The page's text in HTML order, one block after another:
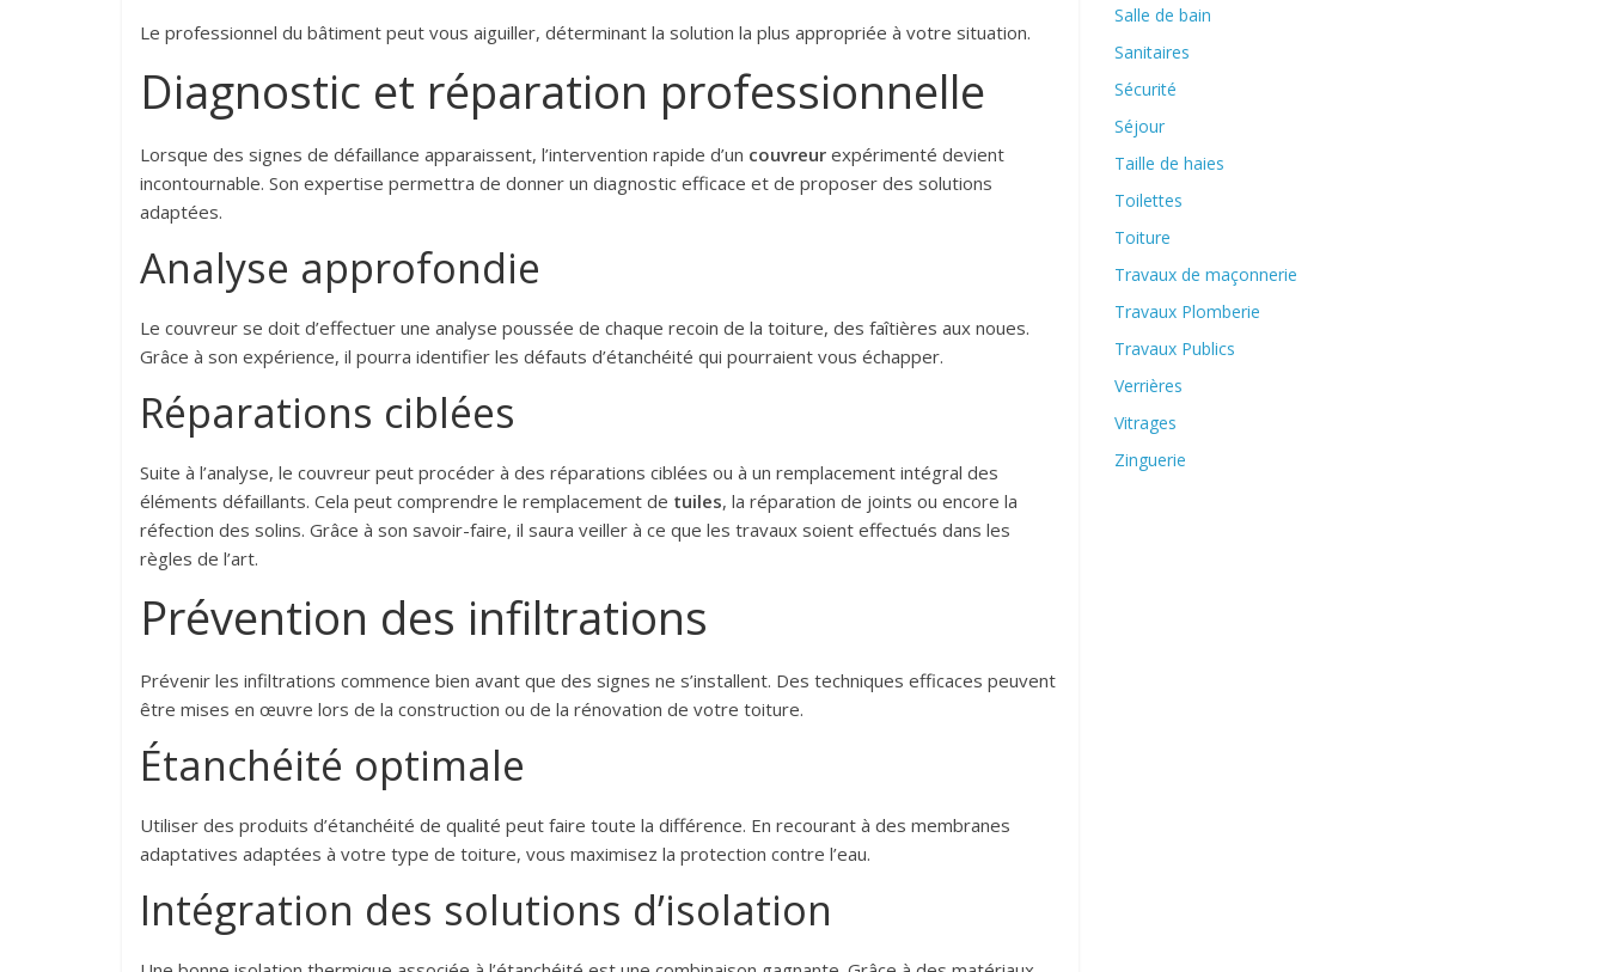
Le professionnel du bâtiment peut vous aiguiller, déterminant la solution la plus appropriée à votre situation.
Diagnostic et réparation professionnelle
Lorsque des signes de défaillance apparaissent, l’intervention rapide d’un couvreur expérimenté devient
incontournable. Son expertise permettra de donner un diagnostic efficace et de proposer des solutions
adaptées.
Analyse approfondie
Le couvreur se doit d’effectuer une analyse poussée de chaque recoin de la toiture, des faîtières aux noues.
Grâce à son expérience, il pourra identifier les défauts d’étanchéité qui pourraient vous échapper.
Réparations ciblées
Suite à l’analyse, le couvreur peut procéder à des réparations ciblées ou à un remplacement intégral des
éléments défaillants. Cela peut comprendre le remplacement de tuiles, la réparation de joints ou encore la
réfection des solins. Grâce à son savoir-faire, il saura veiller à ce que les travaux soient effectués dans les
règles de l’art.
Prévention des infiltrations
Prévenir les infiltrations commence bien avant que des signes ne s’installent. Des techniques efficaces peuvent
être mises en œuvre lors de la construction ou de la rénovation de votre toiture.
Étanchéité optimale
Utiliser des produits d’étanchéité de qualité peut faire toute la différence. En recourant à des membranes
adaptatives adaptées à votre type de toiture, vous maximisez la protection contre l’eau.
Intégration des solutions d’isolation
Salle de bain
Sanitaires
Sécurité
Séjour
Taille de haies
Toilettes
Toiture
Travaux de maçonnerie
Travaux Plomberie
Travaux Publics
Verrières
Vitrages
Zinguerie